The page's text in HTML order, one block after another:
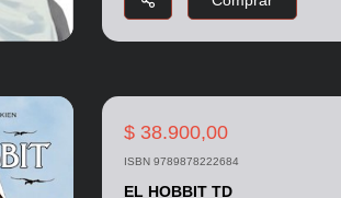
$ 38.900,00
ISBN 9789878222684
EL HOBBIT TD